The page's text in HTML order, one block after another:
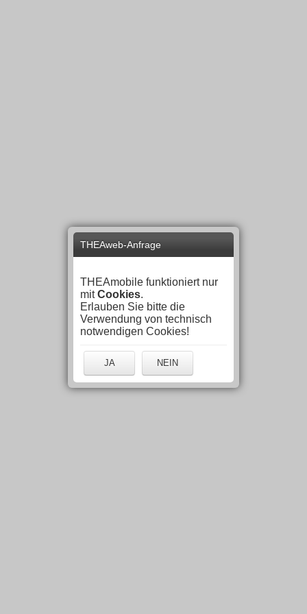
THEAweb-Anfrage
THEAmobile funktioniert nur
mitCookies.
Erlauben Sie bitte die
Verwendung von technisch
notwendigen Cookies!
JA NEIN